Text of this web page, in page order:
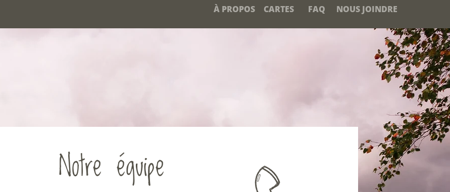
À PROPOS CARTES FAQ NOUS JOINDRE
Notre équipe